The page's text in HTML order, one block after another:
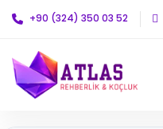
+90 (324) 350 03 52